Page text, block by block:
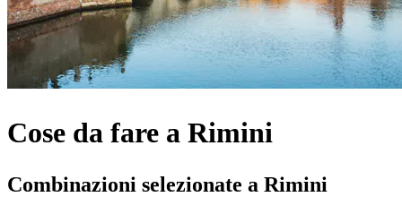
Cose da fare a Rimini
Combinazioni selezionate a Rimini